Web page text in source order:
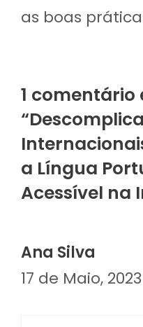
as boas
1 comentário
a Língua
Acessível na
Ana Silva
17 de Maio, 2023